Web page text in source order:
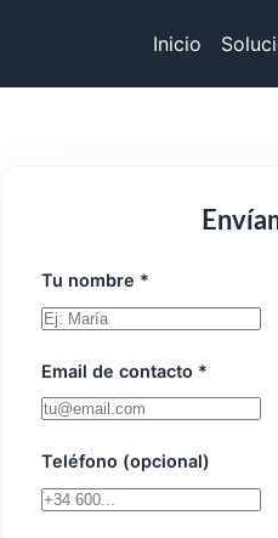
Inicio
Tu nombre *
Email de contacto *
Teléfono (opcional)